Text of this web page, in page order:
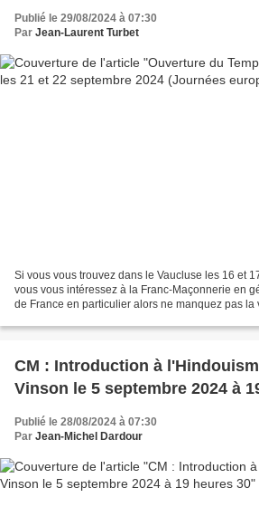
Publié le 29/08/2024 à 07:30
Par Jean-Laurent Turbet
Si vous vous trouvez dans le Vaucluse les 16 et
vous vous intéressez à la Franc-Maçonnerie en
de France en particulier alors ne manquez pas la
CM : Introduction à
Vinson le 5 septembre 2024 à
Publié le 28/08/2024 à 07:30
Par Jean-Michel Dardour